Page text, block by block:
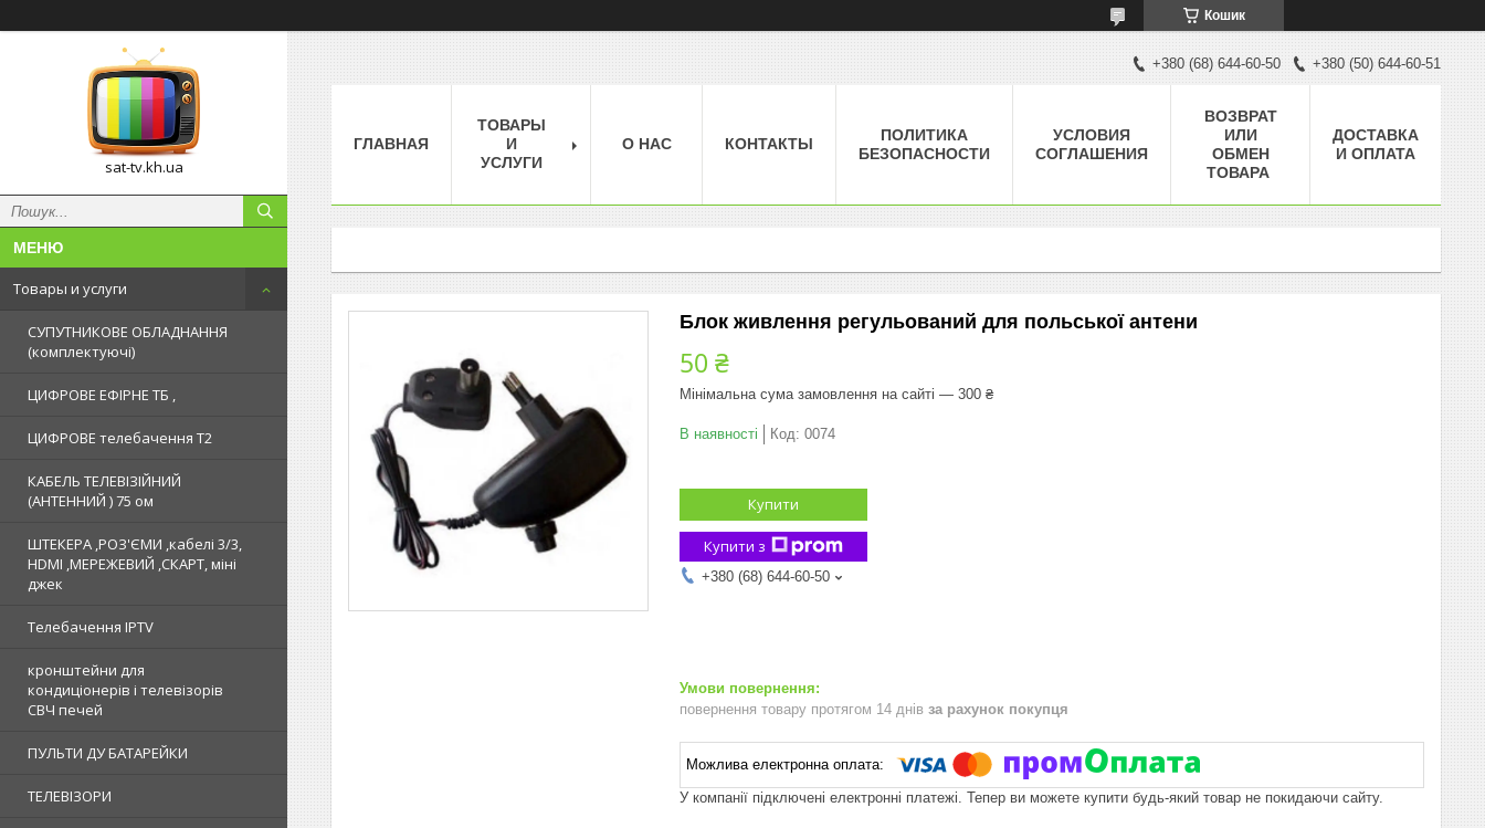
Кошик
sat-tv.kh.ua
Товары и услуги
СУПУТНИКОВЕ ОБЛАДНАННЯ
(комплектуючі)
ЦИФРОВЕ ЕФІРНЕ ТБ ,
ЦИФРОВЕ телебачення Т2
КАБЕЛЬ ТЕЛЕВІЗІЙНИЙ
(АНТЕННИЙ ) 75 ом
ШТЕКЕРА ,РОЗ'ЄМИ ,кабелі 3/3,
HDMI ,МЕРЕЖЕВИЙ ,СКАРТ, міні
джек
Телебачення IPTV
кронштейни для
кондиціонерів і телевізорів
СВЧ печей
ПУЛЬТИ ДУ БАТАРЕЙКИ
ТЕЛЕВІЗОРИ
+380 (68) 644-60-50 +380 (50) 644-60-51
ГЛАВНАЯ
ТОВАРЫ
И
УСЛУГИ
О НАС КОНТАКТЫ
ПОЛИТИКА
БЕЗОПАСНОСТИ
УСЛОВИЯ
СОГЛАШЕНИЯ
ВОЗВРАТ
ИЛИ
ОБМЕН
ТОВАРА
ДОСТАВКА
И ОПЛАТА
Блок живлення регульований для польської антени
50 ₴
Мінімальна сума замовлення на сайті — 300 ₴
В наявності Код: 0074
Купити
Купити з
+380 (68) 644-60-50
повернення товару протягом 14 днів за рахунок покупця
У компанії підключені електронні платежі. Тепер ви можете купити будь-який товар не покидаючи сайту.